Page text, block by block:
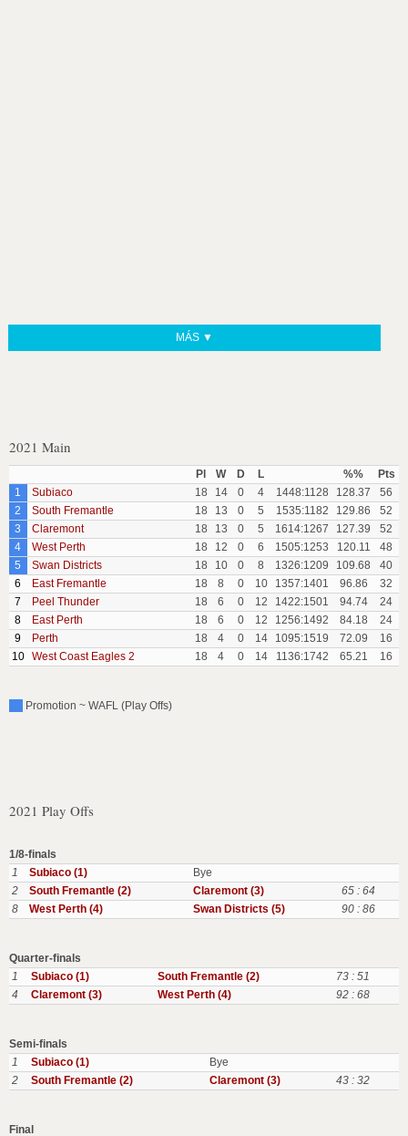
MÁS ▼
2021 Main
Pl W D L %%
Pts
1
Subiaco 18 14 0 4 1448:1128 128.37
56
2
South Fremantle 18 13 0 5 1535:1182 129.86
52
3
Claremont 18 13 0 5 1614:1267 127.39
52
4
West Perth 18 12 0 6 1505:1253 120.11
48
5
Swan Districts 18 10 0 8 1326:1209 109.68
40
6
East Fremantle 18 8 0 10 1357:1401 96.86
32
7
Peel Thunder 18 6 0 12 1422:1501 94.74
24
8
East Perth 18 6 0 12 1256:1492 84.18
24
9
Perth 18 4 0 14 1095:1519 72.09
16
10 West Coast Eagles 2 18 4 0 14 1136:1742 65.21 16
Promotion ~ WAFL (Play Offs)
2021 Play Offs
1/8-finals
1
Subiaco (1)
Bye
2
South Fremantle (2) Claremont (3)
65 : 64
8
West Perth (4) Swan Districts (5) 90 : 86
Quarter-finals
1
Subiaco (1) South Fremantle (2)
73 : 51
4
Claremont (3) West Perth (4) 92 : 68
Semi-finals
1
Subiaco (1)
Bye
2
South Fremantle (2) Claremont (3) 43 : 32
Final